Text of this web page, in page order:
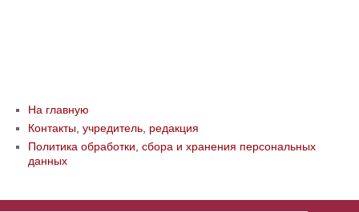
На главную
Контакты, учредитель, редакция
Политика обработки, сбора и хранения персональных
данных